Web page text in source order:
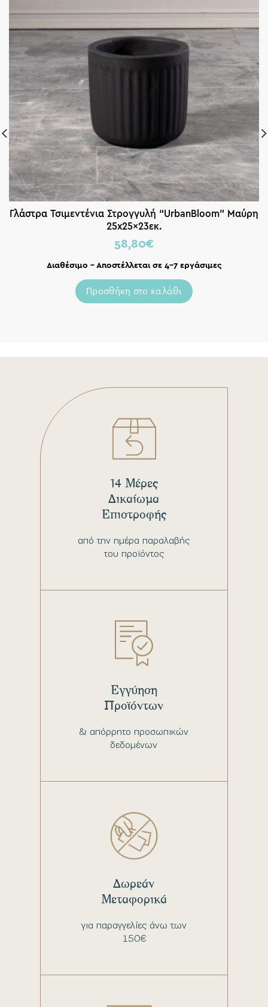
Γλάστρα Τσιμεντένια Στρογγυλή “UrbanBloom” Μαύρη
25x25x23εκ.
58,80€
Διαθέσιμο – Αποστέλλεται σε 4-7 εργάσιμες
Προσθήκη στο καλάθι
από την ημέρα παραλαβής
του προϊόντος
14 Μέρες
Δικαίωμα
Επιστροφής
& απόρρητο προσωπικών
δεδομένων
Εγγύηση
Προϊόντων
για παραγγελίες άνω των
150€
Δωρεάν
Μεταφορικά